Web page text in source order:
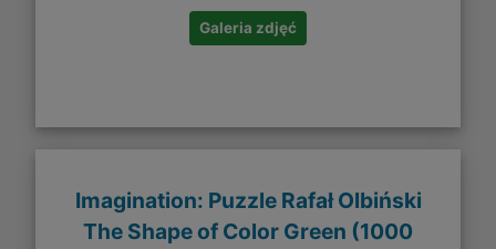
Galeria zdjęć
Imagination: Puzzle Rafał Olbiński
The Shape of Color Green (1000